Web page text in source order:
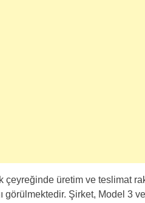
çeyreğinde üretim ve teslimat
görülmektedir. Şirket, Model 3